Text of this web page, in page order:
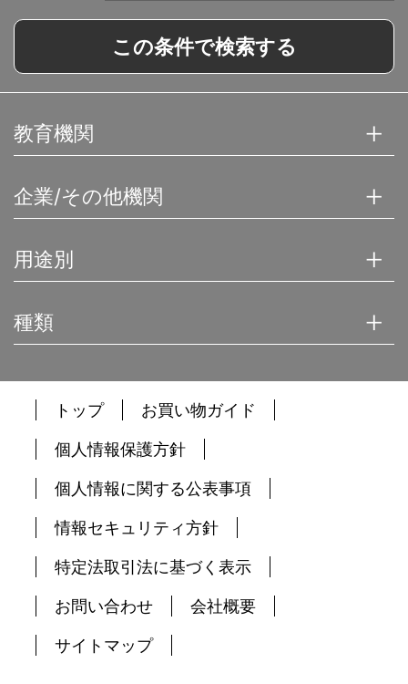
この条件で検索する
教育機関
企業/その他機関
用途別
種類
トップ お買い物ガイド
個人情報保護方針
個人情報に関する公表事項
情報セキュリティ方針
特定法取引法に基づく表示
お問い合わせ 会社概要
サイトマップ